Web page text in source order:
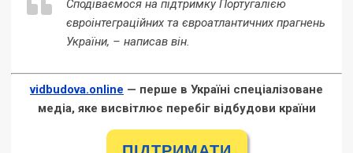
Сподіваємося на підтримку Португалією
євроінтеграційних та євроатлантичних прагнень
України, – написав він.
vidbudova.online — перше в Україні спеціалізоване
медіа, яке висвітлює перебіг відбудови країни